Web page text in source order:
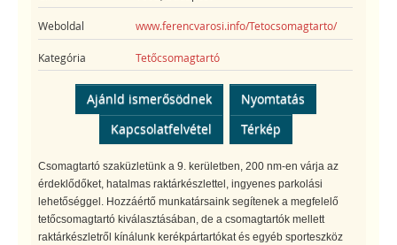
Weboldal www.ferencvarosi.info/Tetocsomagtarto/
Kategória Tetőcsomagtartó
Ajánld ismerősödnek
Nyomtatás
Kapcsolatfelvétel
Térkép
Csomagtartó szaküzletünk a 9. kerületben, 200 nm-en várja az
érdeklődőket, hatalmas raktárkészlettel, ingyenes parkolási
lehetőséggel. Hozzáértő munkatársaink segítenek a megfelelő
tetőcsomagtartó kiválasztásában, de a csomagtartók mellett
raktárkészletről kínálunk kerékpártartókat és egyéb sporteszköz